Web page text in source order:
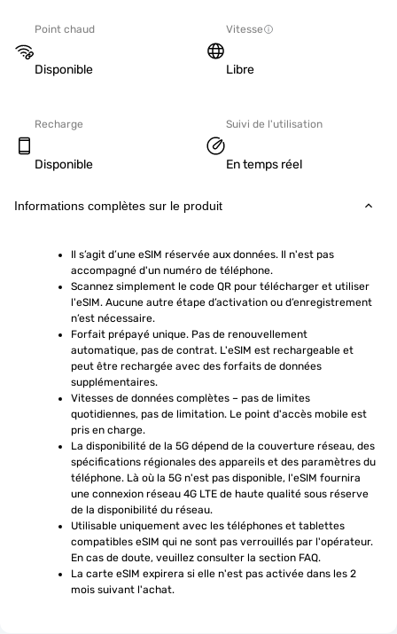
Point chaud
Disponible
Vitesse
Libre
Recharge
Disponible
Suivi de l'utilisation
En temps réel
Informations complètes sur le produit
Il s’agit d’une eSIM réservée aux données. Il n'est pas
accompagné d'un numéro de téléphone.
Scannez simplement le code QR pour télécharger et utiliser
l'eSIM. Aucune autre étape d’activation ou d’enregistrement
n’est nécessaire.
Forfait prépayé unique. Pas de renouvellement
automatique, pas de contrat. L'eSIM est rechargeable et
peut être rechargée avec des forfaits de données
supplémentaires.
Vitesses de données complètes – pas de limites
quotidiennes, pas de limitation. Le point d'accès mobile est
pris en charge.
La disponibilité de la 5G dépend de la couverture réseau, des
spécifications régionales des appareils et des paramètres du
téléphone. Là où la 5G n'est pas disponible, l'eSIM fournira
une connexion réseau 4G LTE de haute qualité sous réserve
de la disponibilité du réseau.
Utilisable uniquement avec les téléphones et tablettes
compatibles eSIM qui ne sont pas verrouillés par l'opérateur.
En cas de doute, veuillez consulter la section FAQ.
La carte eSIM expirera si elle n'est pas activée dans les 2
mois suivant l'achat.